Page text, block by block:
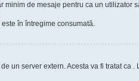
minim de mesaje pentru ca un utilizator
în întregime consumată.
un server extern. Acesta va fi tratat ca